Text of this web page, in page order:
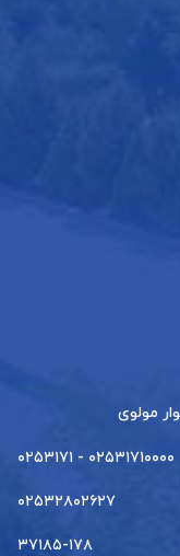
مولوی
۰۲۵۳۱۷۱۰۰۰۰ - ۰۲۵۳۱۷۱
۰۲۵۳۲۸۰۲۶۲۷
۳۷۱۸۵-۱۷۸